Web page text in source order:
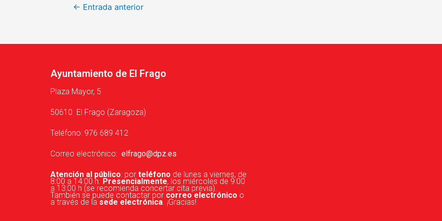
← Entrada anterior
Ayuntamiento de El Frago
Plaza Mayor, 5
50610 El Frago (Zaragoza)
Teléfono: 976 689 412
Correo electrónico: elfrago@dpz.es
Atención al público: por teléfono de lunes a viernes, de
8:00 a 14:00 h. Presencialmente, los miércoles de 9:00
a 13:00 h (se recomienda concertar cita previa).
También se puede contactar por correo electrónico o
a través de la sede electrónica . ¡Gracias!